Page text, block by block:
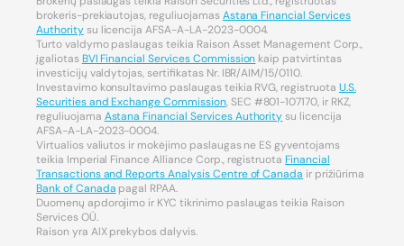
brokeris-prekiautojas, reguliuojamasAstana Financial Services
Authoritysu licencija AFSA-A-LA-2023-0004.
Turto valdymo paslaugas teikia Raison Asset Management Corp.,
įgaliotasBVI Financial Services Commission kaip patvirtintas
investicijų valdytojas, sertifikatas Nr. IBR/AIM/15/0110.
Investavimo konsultavimo paslaugas teikia RVG, registruota U.S.
Securities and Exchange Commission, SEC #801-107170, ir RKZ,
reguliuojama Astana Financial Services Authoritysu licencija
AFSA-A-LA-2023-0004.
Virtualios valiutos ir mokėjimo paslaugas ne ES gyventojams
teikia Imperial Finance Alliance Corp., registruotaFinancial
Transactions and Reports Analysis Centre of Canada ir prižiūrima
Bank of Canada pagal RPAA.
Duomenų apdorojimo ir KYC tikrinimo paslaugas teikia Raison
Services OÜ.
Raison yra AIX prekybos dalyvis.